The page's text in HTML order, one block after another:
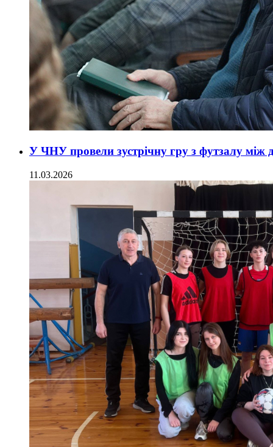
У ЧНУ провели зустрічну гру з футзалу між
11.03.2026